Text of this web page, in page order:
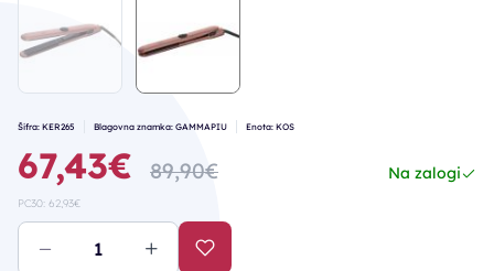
Šifra: KER265 Blagovna znamka: GAMMAPIU Enota: KOS
67,43€ 89,90€ Na zalogi
PC30: 62,93€